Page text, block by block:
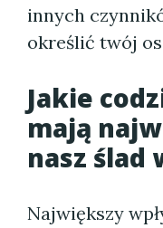
innych
określić twój
Jakie
mają
nasz ślad
Największy